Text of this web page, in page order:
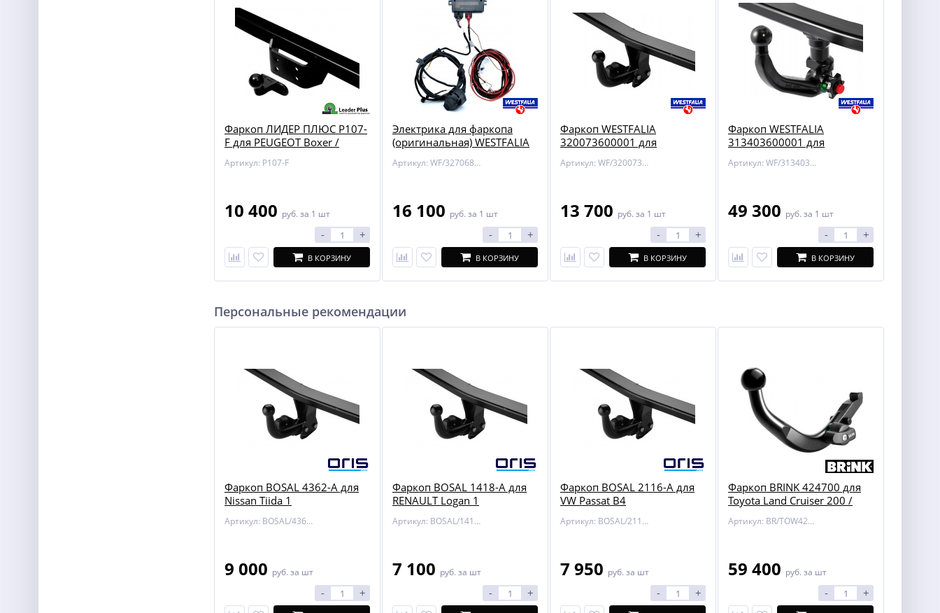
Фаркоп ЛИДЕР ПЛЮС P107-
F для PEUGEOT Boxer /
Артикул: P107-F
10 400 руб. за 1 шт
- +
В КОРЗИНУ
Электрика для фаркопа
(оригинальная) WESTFALIA
Macan 14-
Артикул: WF/327068300113
16 100 руб. за 1 шт
- +
В КОРЗИНУ
Фаркоп WESTFALIA
320073600001 для
Артикул: WF/320073600001
13 700 руб. за 1 шт
- +
В КОРЗИНУ
Фаркоп WESTFALIA
313403600001 для
Артикул: WF/313403600001
49 300 руб. за 1 шт
- +
В КОРЗИНУ
Персональные рекомендации
Фаркоп BOSAL 4362-A для
Nissan Tiida 1
Артикул: BOSAL/4362-A
9 000 руб. за шт
- +
Фаркоп BOSAL 1418-A для
RENAULT Logan 1
Артикул: BOSAL/1418-A
7 100 руб. за шт
- +
Фаркоп BOSAL 2116-A для
VW Passat B4
Артикул: BOSAL/2116-A
7 950 руб. за шт
- +
Фаркоп BRINK 424700 для
Toyota Land Cruiser 200 /
Артикул: BR/TOW424700
59 400 руб. за шт
- +